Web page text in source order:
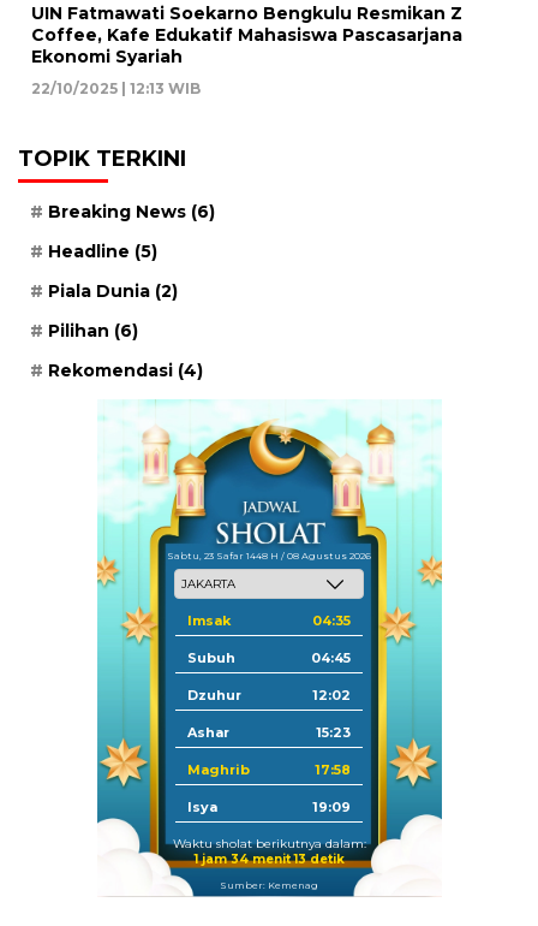
UIN Fatmawati Soekarno Bengkulu Resmikan Z
Coffee, Kafe Edukatif Mahasiswa Pascasarjana
Ekonomi Syariah
22/10/2025 | 12:13 WIB
TOPIK TERKINI
Breaking News (6)
Headline (5)
Piala Dunia (2)
Pilihan (6)
Rekomendasi (4)
Sabtu, 23 Safar 1448 H / 08 Agustus 2026
Imsak 04:35
Subuh 04:45
Dzuhur 12:02
Ashar 15:23
Maghrib 17:58
Isya 19:09
Waktu sholat berikutnya dalam:
1 jam 34 menit 12 detik
Sumber: Kemenag